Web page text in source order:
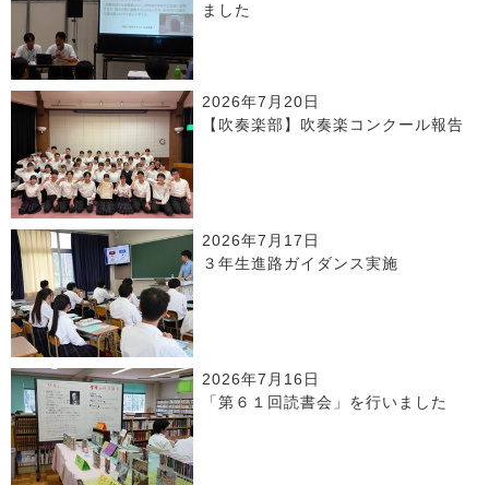
ました
2026年7月20日
【吹奏楽部】吹奏楽コンクール報告
2026年7月17日
３年生進路ガイダンス実施
2026年7月16日
「第６１回読書会」を行いました